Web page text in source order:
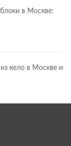
в Москве:
кело в Москве и